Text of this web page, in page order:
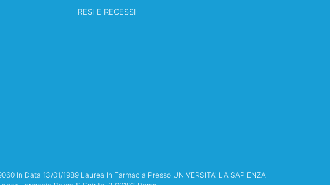
RESI E RECESSI
In Data 13/01/1989 Laurea In Farmacia Presso UNIVERSITA' LA SAPIENZA